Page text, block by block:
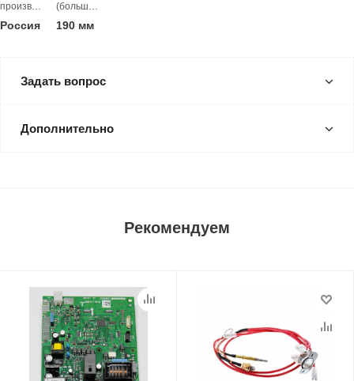
производитель
Россия
(больший)
190 мм
Задать вопрос
Дополнительно
Рекомендуем